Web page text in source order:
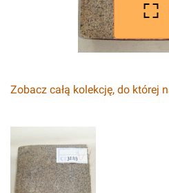
Zobacz całą kolekcję, do której